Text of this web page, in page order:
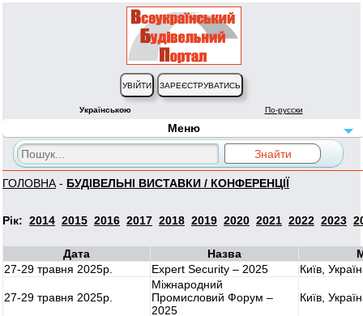
Українською По-русски
Меню
ГОЛОВНА - БУДІВЕЛЬНІ ВИСТАВКИ / КОНФЕРЕНЦІЇ
Рік: 2014 2015 2016 2017 2018 2019 2020 2021 2022 2023
Дата Назва
27-29 травня 2025р.
Expert Security – 2025 Київ,
27-29 травня 2025р.
Міжнародний
Промисловий Форум –
2025
Київ,